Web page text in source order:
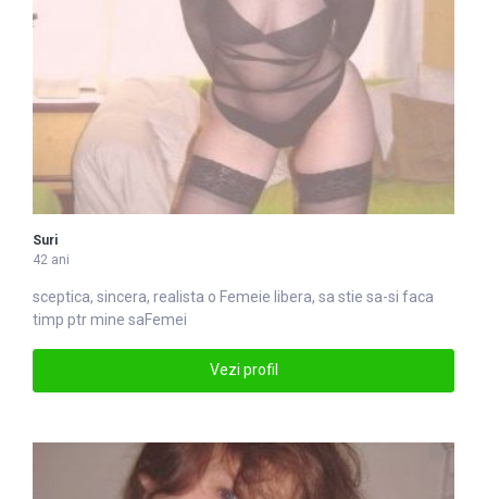
Suri
42 ani
sceptica, sincera, realista o Femeie libera, sa stie sa-si faca
timp ptr mine saFemei
Vezi profil